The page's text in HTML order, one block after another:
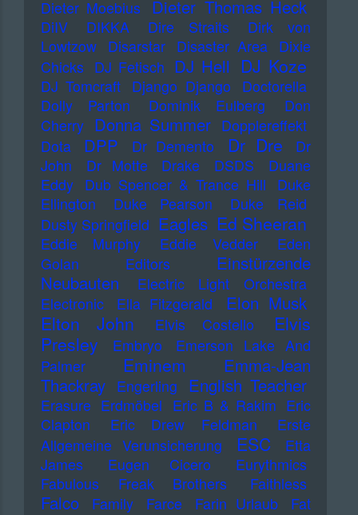
Dieter Moebius Dieter Thomas Heck
DiIV DIKKA Dire Straits
Dirk von
Lowtzow
Disarstar Disaster Area
Dixie
Chicks DJ Fetisch DJ Hell DJ Koze
DJ Tomcraft Django Django
Doctorella
Dolly Parton
Dominik Eulberg
Don
Cherry Donna Summer Dopplereffekt
Dota
DPP Dr Demento Dr Dre
Dr
John
Dr Motte Drake DSDS
Duane
Eddy
Dub Spencer & Trance Hill
Duke
Ellington
Duke Pearson
Duke Reid
Dusty Springfield Eagles Ed Sheeran
Eddie Murphy Eddie Vedder
Eden
Golan
Editors
Einstürzende
Neubauten
Electric Light Orchestra
Electronic
Ella Fitzgerald Elon Musk
Elton John Elvis Costello
Elvis
Presley
Embryo
Emerson Lake And
Palmer
Eminem
Emma-Jean
Thackray
Engerling English Teacher
Erasure Erdmöbel Eric B & Rakim Eric
Clapton
Eric Drew Feldman
Erste
Allgemeine Verunsicherung
ESC
Etta
James
Eugen Cicero
Eurythmics
Fabulous Freak Brothers
Faithless
Falco Family Farce Farin Urlaub
Fat